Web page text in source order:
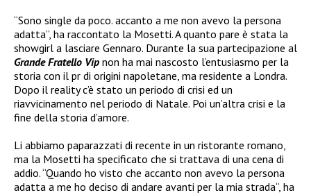
“Sono single da poco. accanto a me non avevo la persona
adatta”, ha raccontato la Mosetti. A quanto pare è stata la
showgirl a lasciare Gennaro. Durante la sua partecipazione al
Grande Fratello Vip non ha mai nascosto l’entusiasmo per la
storia con il pr di origini napoletane, ma residente a Londra.
Dopo il reality c’è stato un periodo di crisi ed un
riavvicinamento nel periodo di Natale. Poi un’altra crisi e la
fine della storia d’amore.
Li abbiamo paparazzati di recente in un ristorante romano,
ma la Mosetti ha specificato che si trattava di una cena di
addio. “Quando ho visto che accanto non avevo la persona
adatta a me ho deciso di andare avanti per la mia strada“, ha